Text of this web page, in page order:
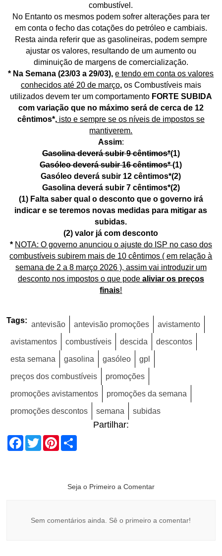
combustível.
No Entanto os mesmos podem sofrer alterações para ter
em conta o fecho das cotações do petróleo e cambiais.
Resta ainda referir que as gasolineiras, podem sempre
ajustar os valores, resultando de um aumento ou
diminuição de margens de comercialização.
* Na Semana (23/03 a 29/03),e tendo em conta os valores
conhecidos até 20 de março,os Combustíveis mais
utilizados devem ter um comportamento FORTE SUBIDA
com variação que no máximo será de cerca de 12
cêntimos*,isto e sempre se os níveis de impostos se
mantiverem.
Assim:
Gasolina deverá subir 9 cêntimos*(1)
Gasóleo deverá subir 16 cêntimos*(1)
Gasóleo deverá subir 12 cêntimos*(2)
Gasolina deverá subir 7 cêntimos*(2)
(1) Falta saber qual o desconto que o governo irá
indicar e se teremos novas medidas para mitigar as
subidas.
(2) valor já com desconto
* NOTA: O governo anunciou o ajuste do ISP no caso dos
combustíveis subirem mais de 10 cêntimos ( em relação à
semana de 2 a 8 março 2026 ), assim vai introduzir um
desconto nos impostos o que podealiviar os preços
finais!
Tags: antevisão antevisão promoções avistamento
avistamentos combustíveis descida descontos
esta semana gasolina gasóleo gpl
preços dos combustíveis promoções
promoções avistamentos promoções da semana
promoções descontos semana subidas
Partilhar:
Facebook
TwitterPinterest
Seja o Primeiro a Comentar
Sem comentários ainda. Sê o primeiro a comentar!